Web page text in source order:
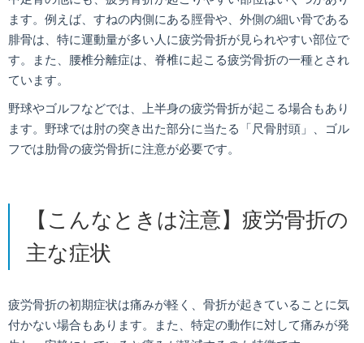
ます。例えば、すねの内側にある脛骨や、外側の細い骨である
腓骨は、特に運動量が多い人に疲労骨折が見られやすい部位で
す。また、腰椎分離症は、脊椎に起こる疲労骨折の一種とされ
ています。
野球やゴルフなどでは、上半身の疲労骨折が起こる場合もあり
ます。野球では肘の突き出た部分に当たる「尺骨肘頭」、ゴル
フでは肋骨の疲労骨折に注意が必要です。
【こんなときは注意】疲労骨折の
主な症状
疲労骨折の初期症状は痛みが軽く、骨折が起きていることに気
付かない場合もあります。また、特定の動作に対して痛みが発